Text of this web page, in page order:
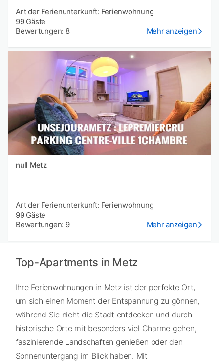
Art der Ferienunterkunft: Ferienwohnung
99 Gäste
Bewertungen: 8
Mehr anzeigen
null Metz
Art der Ferienunterkunft: Ferienwohnung
99 Gäste
Bewertungen: 9
Mehr anzeigen
Top-Apartments in Metz
Ihre Ferienwohnungen in Metz ist der perfekte Ort,
um sich einen Moment der Entspannung zu gönnen,
während Sie nicht die Stadt entdecken und durch
historische Orte mit besonders viel Charme gehen,
faszinierende Landschaften genießen oder den
Sonnenuntergang im Blick haben. Mit